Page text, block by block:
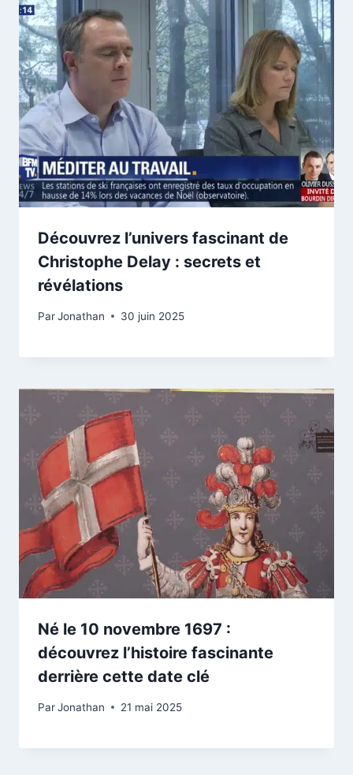
Découvrez l’univers fascinant de
Christophe Delay : secrets et
révélations
ParJonathan 30 juin 2025
Né le 10 novembre 1697 :
découvrez l’histoire fascinante
derrière cette date clé
ParJonathan 21 mai 2025